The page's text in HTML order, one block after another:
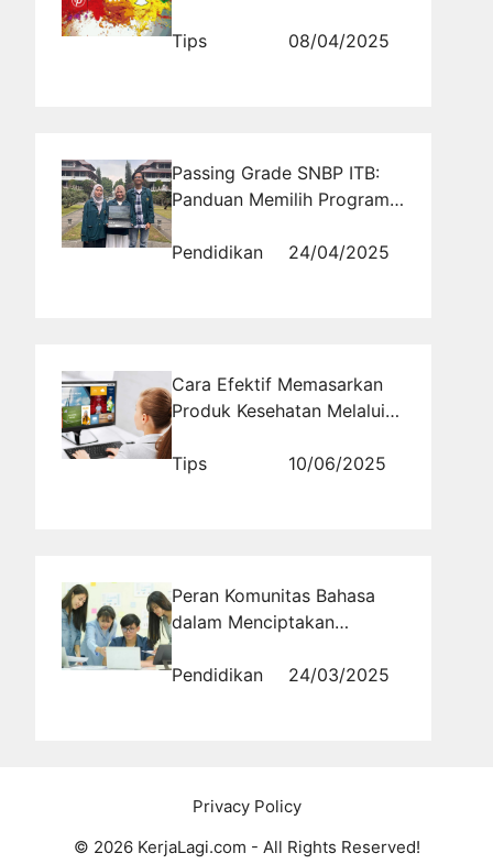
Tips
08/04/2025
Passing Grade SNBP ITB:
Panduan Memilih Program
dan Kemampuan
Pendidikan 24/04/2025
Cara Efektif Memasarkan
Produk Kesehatan Melalui
Tips
10/06/2025
Peran Komunitas Bahasa
dalam Menciptakan
Pendidikan
24/03/2025
Privacy Policy
© 2026 KerjaLagi.com - All Rights Reserved!